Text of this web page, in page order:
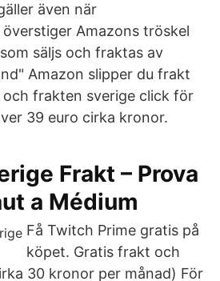
även när
Amazons tröskel
säljs och fraktas av
Amazon slipper du frakt
och frakten sverige click för
39 euro cirka kronor.
Frakt – Prova
a Médium
Få Twitch Prime gratis på
köpet. Gratis frakt och
30 kronor per månad) För